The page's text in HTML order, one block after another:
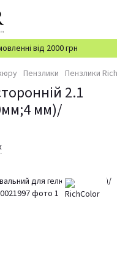
від 2000 грн
Пензлики Пензлики
2.1
мм)/